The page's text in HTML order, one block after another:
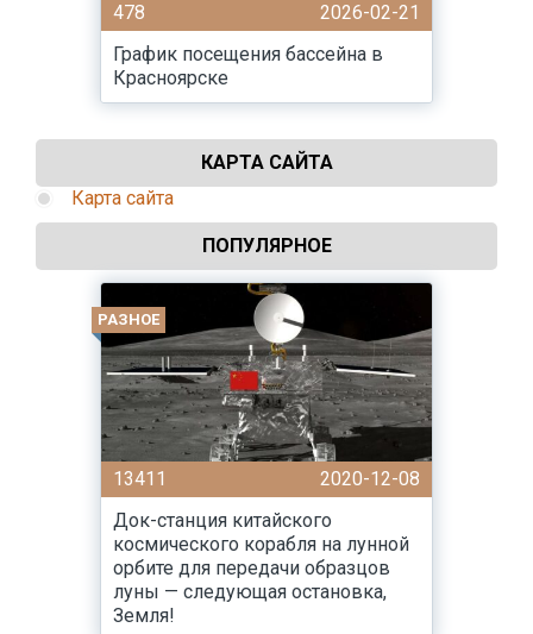
478
2026-02-21
График посещения бассейна в
Красноярске
КАРТА САЙТА
Карта сайта
ПОПУЛЯРНОЕ
РАЗНОЕ
13411
2020-12-08
Док-станция китайского
космического корабля на лунной
орбите для передачи образцов
луны — следующая остановка,
Земля!